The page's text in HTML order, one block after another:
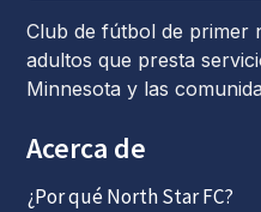
Club de fútbol de primer
adultos que presta
Minnesota y las
Acerca de
¿Por qué North Star FC?